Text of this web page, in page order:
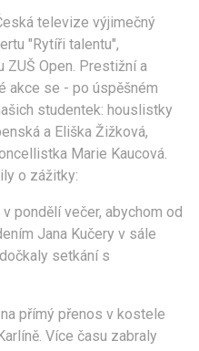
televize výjimečný
"Rytíři talentu",
ZUŠ Open. Prestižní a
akce se - po úspěšném
studentek: houslistky
a Eliška Žižková,
Marie Kaucová.
o zážitky:
pondělí večer, abychom od
Jana Kučery v sále
setkání s
přímý přenos v kostele
Více času zabraly